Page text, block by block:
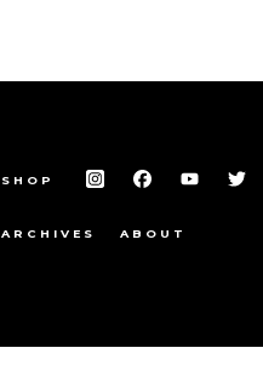
SHOP
ARCHIVES ABOUT